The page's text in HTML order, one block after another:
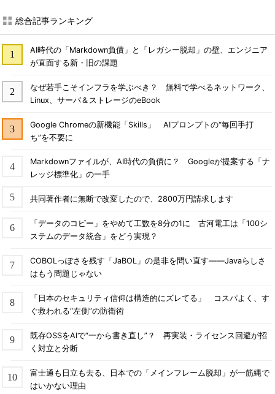
総合記事ランキング
AI時代の「Markdown負債」と「レガシー脱却」の壁、エンジニア
が直面する新・旧の課題
なぜ若手こそインフラを学ぶべき？ 無料で学べるネットワーク、
Linux、サーバ＆ストレージのeBook
Google Chromeの新機能「Skills」 AIプロンプトの“毎回手打
ち”を不要に
Markdownファイルが、AI時代の負債に？ Googleが提案する「ナ
レッジ標準化」の一手
共同著作者に無断で改変したので、2800万円請求します
「データのコピー」をやめて工数を8分の1に 古河電工は「100シ
ステムのデータ統合」をどう実現？
COBOLっぽさを残す「JaBOL」の是非を問い直す――Javaらしさ
はもう問題じゃない
「日本のセキュリティ信仰は構造的にズレてる」 コスパよく、す
ぐ救われる“左側”の防衛術
既存OSSをAIで“一から書き直し”？ 再実装・ライセンス回避が招
く対立と分断
富士通も日立も去る、日本での「メインフレーム脱却」が一筋縄で
はいかない理由